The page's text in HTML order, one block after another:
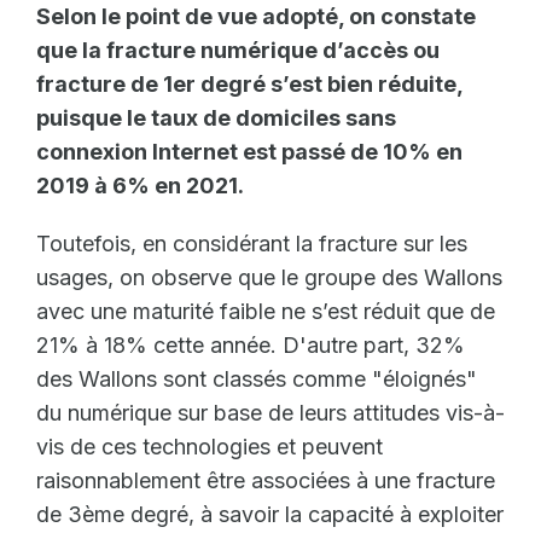
Selon le point de vue adopté, on constate
que la fracture numérique d’accès ou
fracture de 1er degré s’est bien réduite,
puisque le taux de domiciles sans
connexion Internet est passé de 10% en
2019 à 6% en 2021.
Toutefois, en considérant la fracture sur les
usages, on observe que le groupe des Wallons
avec une maturité faible ne s’est réduit que de
21% à 18% cette année. D'autre part, 32%
des Wallons sont classés comme "éloignés"
du numérique sur base de leurs attitudes vis-à-
vis de ces technologies et peuvent
raisonnablement être associées à une fracture
de 3ème degré, à savoir la capacité à exploiter